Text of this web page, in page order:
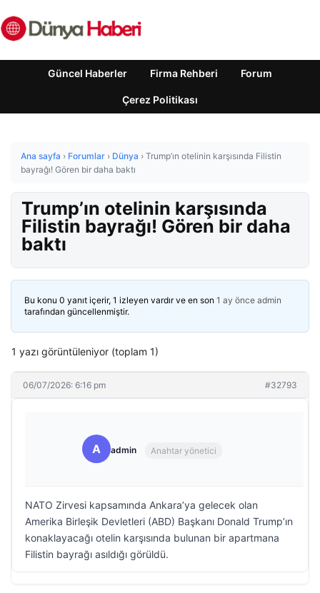
Güncel Haberler Firma Rehberi Forum
Çerez Politikası
Ana sayfa › Forumlar › Dünya › Trump’ın otelinin karşısında Filistin
bayrağı! Gören bir daha baktı
Trump’ın otelinin karşısında
Filistin bayrağı! Gören bir daha
baktı
Bu konu 0 yanıt içerir, 1 izleyen vardır ve en son 1 ay önce admin
tarafından güncellenmiştir.
1 yazı görüntüleniyor (toplam 1)
06/07/2026: 6:16 pm #32793
A admin Anahtar yönetici
NATO Zirvesi kapsamında Ankara’ya gelecek olan
Amerika Birleşik Devletleri (ABD) Başkanı Donald Trump’ın
konaklayacağı otelin karşısında bulunan bir apartmana
Filistin bayrağı asıldığı görüldü.